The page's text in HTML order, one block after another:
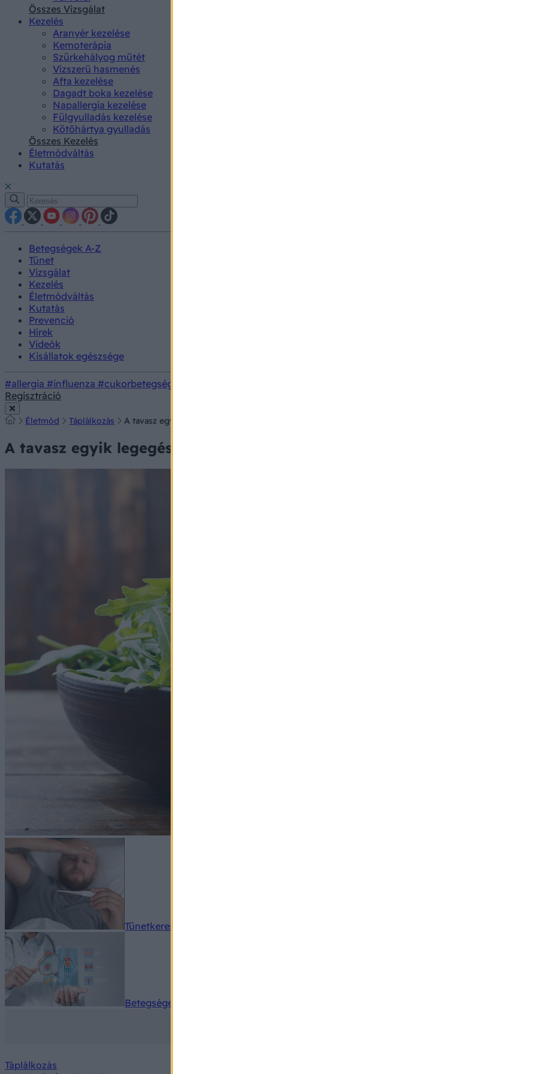
Összes Vizsgálat
Kezelés
Aranyér kezelése
Kemoterápia
Szürkehályog műtét
Vízszerű hasmenés
Afta kezelése
Dagadt boka kezelése
Napallergia kezelése
Fülgyulladás kezelése
Kötőhártya gyulladás
Összes Kezelés
Életmódváltás
Kutatás
Betegségek A-Z
Tünet
Vizsgálat
Kezelés
Életmódváltás
Kutatás
Prevenció
Hírek
Videók
Kisállatok egészsége
#allergia #influenza #cukorbetegség
Regisztráció
Életmód Táplálkozás A tavasz egyik legegészségesebb zöldsége – ezért érdemes több rukkolát tenni a tányérra
A tavasz egyik legegészségesebb zöldsége – ezért érdemes több
Tünetkereső
Betegségek A-Z
Táplálkozás